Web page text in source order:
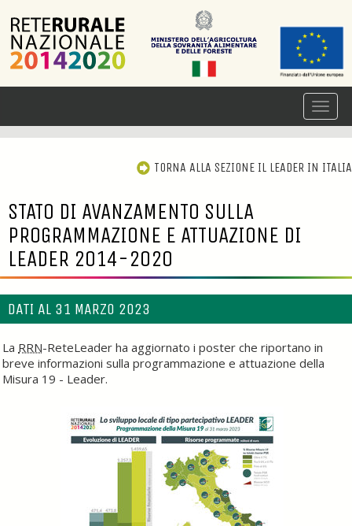
TORNA ALLA SEZIONE IL LEADER IN ITALIA
STATO DI AVANZAMENTO SULLA
PROGRAMMAZIONE E ATTUAZIONE DI
LEADER 2014-2020
DATI AL 31 MARZO 2023
La RRN-ReteLeader ha aggiornato i poster che riportano in
breve informazioni sulla programmazione e attuazione della
Misura 19 - Leader.